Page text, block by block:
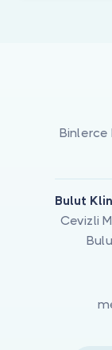
Binlerce
Bulut
Cevizli